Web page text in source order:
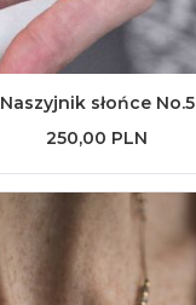
Naszyjnik słońce No.5
250,00 PLN